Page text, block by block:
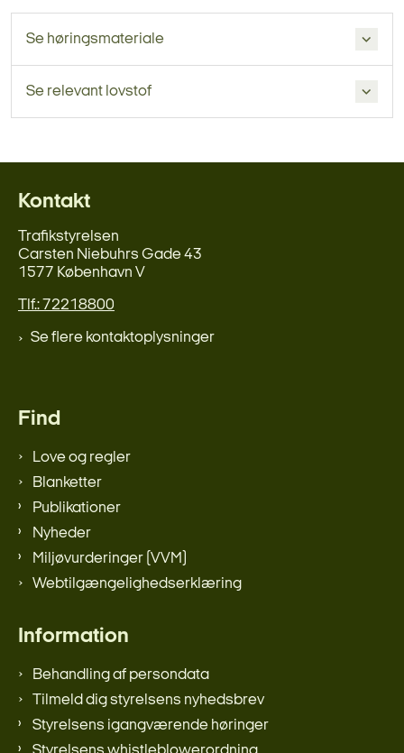
Se høringsmateriale
Se relevant lovstof
Kontakt
Trafikstyrelsen
Carsten Niebuhrs Gade 43
1577 København V
Tlf.: 72218800
Se flere kontaktoplysninger
Find
Love og regler
Blanketter
Publikationer
Nyheder
Miljøvurderinger (VVM)
Webtilgængelighedserklæring
Information
Behandling af persondata
Tilmeld dig styrelsens nyhedsbrev
Styrelsens igangværende høringer